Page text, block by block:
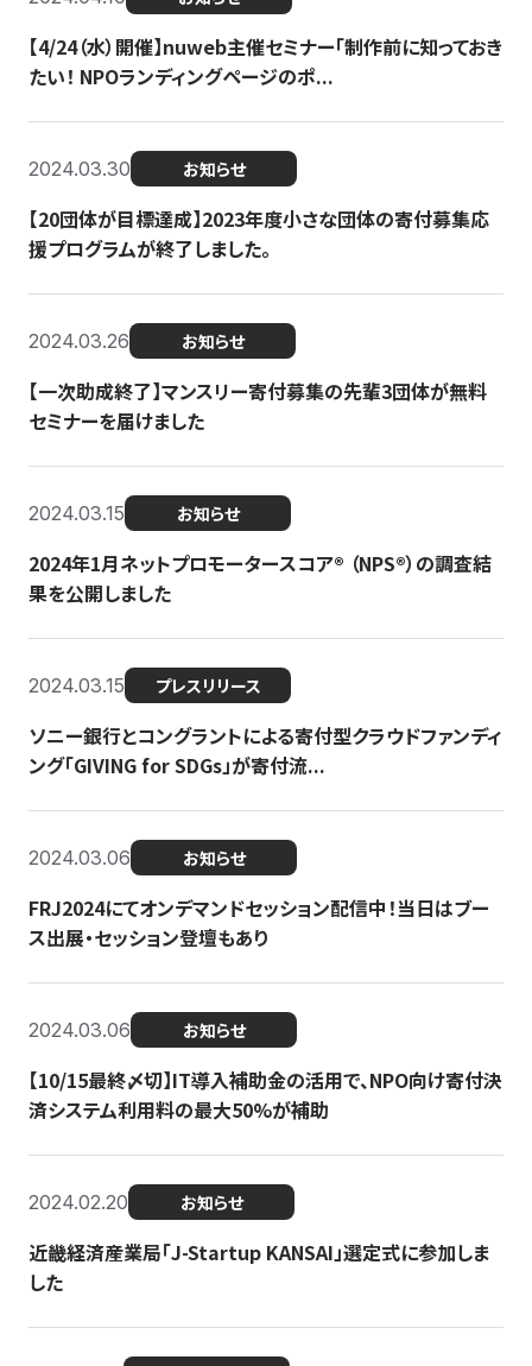
【4/24（水）開催】nuweb主催セミナー「制作前に知っておき
たい！ NPOランディングページのポ...
2024.03.30 お知らせ
【20団体が目標達成】2023年度小さな団体の寄付募集応
援プログラムが終了しました。
2024.03.26 お知らせ
【一次助成終了】マンスリー寄付募集の先輩3団体が無料
セミナーを届けました
2024.03.15 お知らせ
2024年1月ネットプロモータースコア®︎ （NPS®︎）の調査結
果を公開しました
2024.03.15 プレスリリース
ソニー銀行とコングラントによる寄付型クラウドファンディ
ング「GIVING for SDGs」が寄付流...
2024.03.06 お知らせ
FRJ2024にてオンデマンドセッション配信中！当日はブー
ス出展・セッション登壇もあり
2024.03.06 お知らせ
【10/15最終〆切】IT導入補助金の活用で、NPO向け寄付決
済システム利用料の最大50%が補助
2024.02.20 お知らせ
近畿経済産業局「J-Startup KANSAI」選定式に参加しま
した